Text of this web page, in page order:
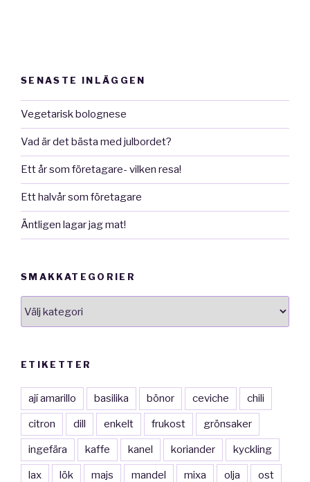
SENASTE INLÄGGEN
Vegetarisk bolognese
Vad är det bästa med julbordet?
Ett år som företagare- vilken resa!
Ett halvår som företagare
Äntligen lagar jag mat!
SMAKKATEGORIER
ETIKETTER
ají amarillo basilika bönor ceviche chili
citron dill enkelt frukost grönsaker
ingefära kaffe kanel koriander kyckling
lax lök majs mandel mixa olja ost